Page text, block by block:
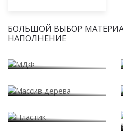
БОЛЬШОЙ ВЫБОР
НАПОЛНЕНИЕ